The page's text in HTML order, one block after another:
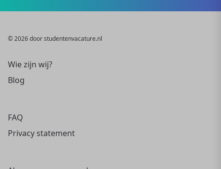
© 2026 door studentenvacature.nl
Wie zijn wij?
Blog
FAQ
Privacy statement